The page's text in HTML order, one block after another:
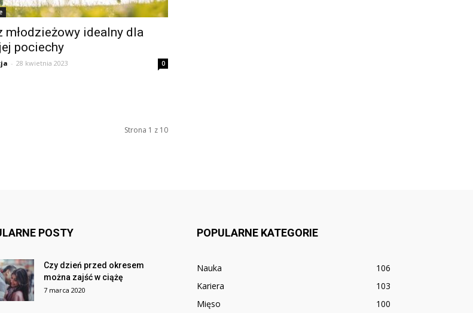
młodzieżowy idealny dla
pociechy
- 28 kwietnia 2023 0
Strona 1 z 10
POSTY
Czy dzień przed okresem
można zajść w ciążę
7 marca 2020
POPULARNE KATEGORIE
Nauka
106
Kariera
103
Mięso
100